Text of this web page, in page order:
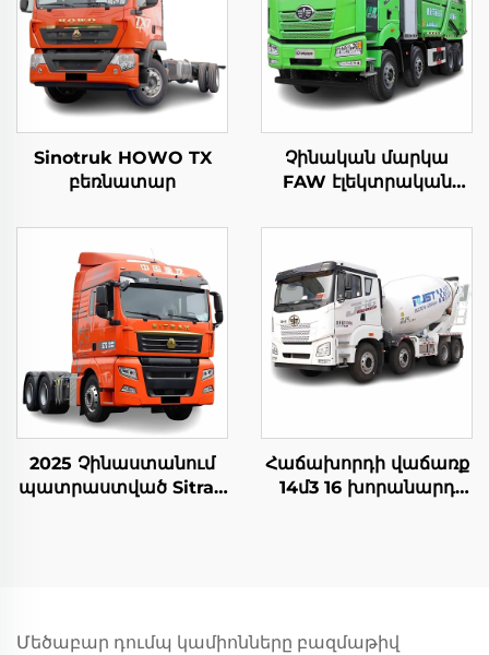
Sinotruk HOWO TX
բեռնատար
Չինական մարկա
FAW էլեկտրական
60 տոն 400HP 450HP
դումպ truck disgner
առանց առանց
ակւմուլյատորի
2025 Չինաստանում
պատրաստված Sitrak
Հաճախորդի վաճառք
14մ3 16 խորանարդ
ավտոմեքենա առկա է
Մեծաբար դումպ կամիոնները բազմաթիվ